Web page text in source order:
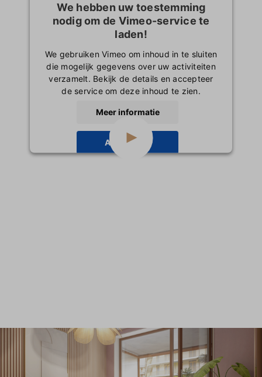
We hebben uw toestemming
nodig om de Vimeo-service te
laden!
We gebruiken Vimeo om inhoud in te sluiten
die mogelijk gegevens over uw activiteiten
verzamelt. Bekijk de details en accepteer
de service om deze inhoud te zien.
Meer informatie
Accepteren